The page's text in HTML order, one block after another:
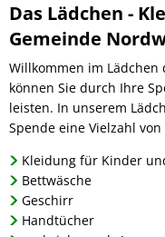
Das
Lädchen
Kleiderkammer
der
Gemeinde
Nordwalde
Das Lädchen -
Gemeinde
Willkommen im
können Sie durch Ihre
leisten. In unserem
Spende eine Vielzahl
Kleidung für Kinder
Bettwäsche
Geschirr
Handtücher